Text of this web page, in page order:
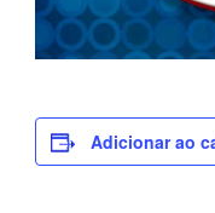
Adicionar ao